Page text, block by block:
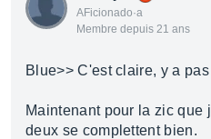
AFicionado·a
Membre depuis 21 ans
Blue>> C'est claire, y a
Maintenant pour la zic que
deux se complettent bien.